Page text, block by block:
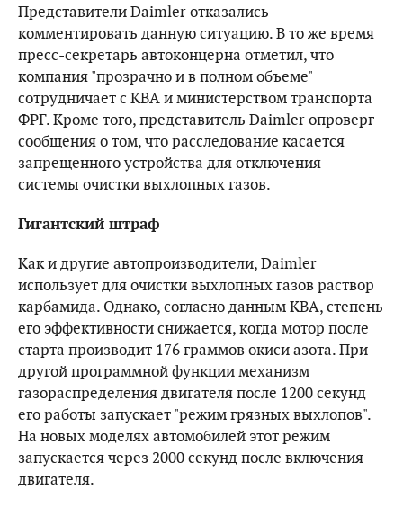
Представители Daimler отказались
комментировать данную ситуацию. В то же время
пресс-секретарь автоконцерна отметил, что
компания "прозрачно и в полном объеме"
сотрудничает с KBA и министерством транспорта
ФРГ. Кроме того, представитель Daimler опроверг
сообщения о том, что расследование касается
запрещенного устройства для отключения
системы очистки выхлопных газов.
Гигантский штраф
Как и другие автопроизводители, Daimler
использует для очистки выхлопных газов раствор
карбамида. Однако, согласно данным KBA, степень
его эффективности снижается, когда мотор после
старта производит 176 граммов окиси азота. При
другой программной функции механизм
газораспределения двигателя после 1200 секунд
его работы запускает "режим грязных выхлопов".
На новых моделях автомобилей этот режим
запускается через 2000 секунд после включения
двигателя.